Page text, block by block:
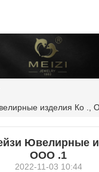
Español
изделия Ко .,
Ювелирные
ООО .1
2022-11-03 10:44